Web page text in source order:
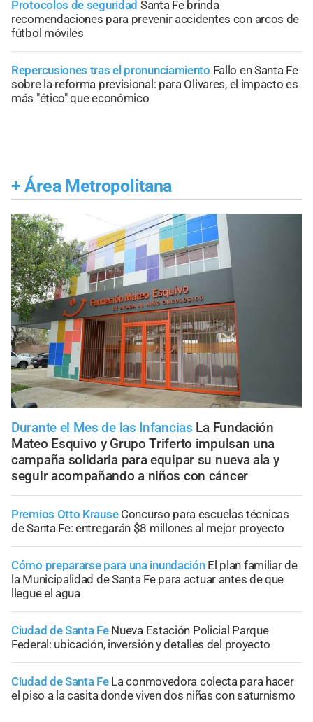
Protocolos de seguridad Santa Fe brinda
recomendaciones para prevenir accidentes con arcos de
fútbol móviles
Repercusiones tras el pronunciamiento Fallo en Santa Fe
sobre la reforma previsional: para Olivares, el impacto es
más "ético" que económico
+ Área Metropolitana
Durante el Mes de las Infancias La Fundación
Mateo Esquivo y Grupo Triferto impulsan una
campaña solidaria para equipar su nueva ala y
seguir acompañando a niños con cáncer
Premios Otto Krause Concurso para escuelas técnicas
de Santa Fe: entregarán $8 millones al mejor proyecto
Cómo prepararse para una inundación El plan familiar de
la Municipalidad de Santa Fe para actuar antes de que
llegue el agua
Ciudad de Santa Fe Nueva Estación Policial Parque
Federal: ubicación, inversión y detalles del proyecto
Ciudad de Santa Fe La conmovedora colecta para hacer
el piso a la casita donde viven dos niñas con saturnismo